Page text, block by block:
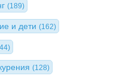
(189)
и дети (162)
(128)